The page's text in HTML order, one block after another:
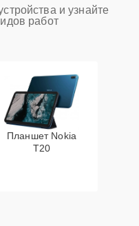
и узнайте
работ
Планшет Nokia
T20